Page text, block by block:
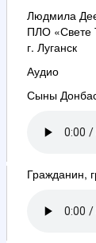
Людмила
ПЛО «Свете
г. Луганск
Аудио
Сыны
Гражданин,